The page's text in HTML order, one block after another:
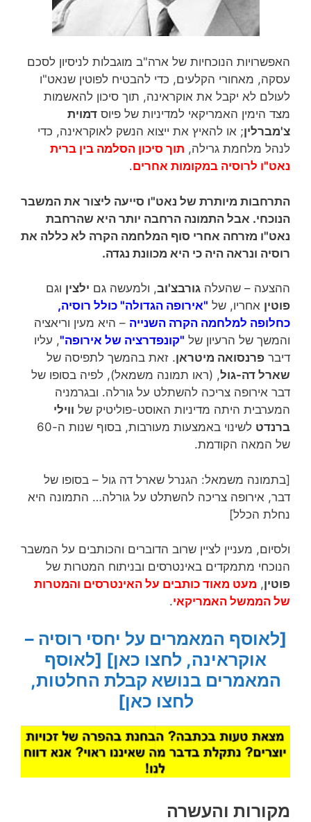
האפשרויות הנוכחיות של ארה"ב מוגבלות לניסיון לסכם
עסקה, מאחורי הקלעים, כדי להבטיח לפוטין שנאט"ו
לעולם לא יקבל את אוקראינה, תוך סיכון להאשמות
מצד הימין האמריקאי למדיניות של פיוס דמוית
צ'מברלין; או להאיץ את ייצוא הנשק לאוקראינה, כדי
לנהל מלחמת גרילה, תוך סיכון הסלמה בין ברית
נאט"ו לרוסיה במקומות אחרים.
התרחבות מיותרת של נאט"ו סייעה ליצור את המשבר
הנוכחי. אבל התמונה הרחבה יותר היא שהרחבת
נאט"ו מזרחה אחרי סוף המלחמה הקרה לא כללה את
רוסיה ונראה היה כי היא מכוונת נגדה.
ההצעה – שהעלה גורבצ'וב, ולמעשה גם ילצין וגם
פוטין אחריו, של "אירופה הגדולה" כולל רוסיה,
כחלופה למלחמה הקרה השנייה – היא מעין וריאציה
והמשך של הרעיון של "קונפדרציה של אירופה", עליו
דיבר פרנסואה מיטראן. זאת בהמשך לתפיסה של
שארל דה-גול, (ראו תמונה משמאל), לפיה בסופו של
דבר אירופה צריכה להשתלט על גורלה. ובגרמניה
המערבית היתה מדיניות האוסט-פוליטיק של ווילי
ברנדט
לשינוי באמצעות מעורבות, בסוף שנות ה-60
של המאה הקודמת.
[בתמונה משמאל: הגנרל שארל דה גול – בסופו של
דבר, אירופה צריכה להשתלט על גורלה… התמונה היא
נחלת הכלל]
ולסיום, מעניין לציין שרוב הדוברים והכותבים על המשבר
הנוכחי מתמקדים באינטרסים ובניתוח המטרות של
פוטין, מעט מאוד כותבים על האינטרסים והמטרות
של הממשל האמריקאי.
[לאוסף המאמרים על יחסי רוסיה –
אוקראינה, לחצו כאן] [לאוסף
המאמרים בנושא קבלת החלטות,
לחצו כאן]
מקורות והעשרה